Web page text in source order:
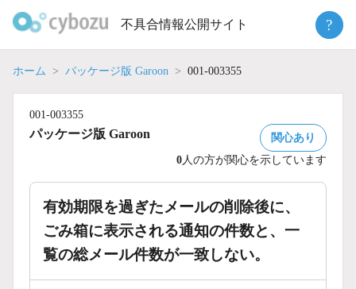
不具合情報公開サイト ?
ホーム パッケージ版 Garoon 001-003355
001-003355
パッケージ版 Garoon
関心あり
0 人の方が関心を示しています
有効期限を過ぎたメールの削除後に、
ごみ箱に表示される通知の件数と、一
覧の総メール件数が一致しない。